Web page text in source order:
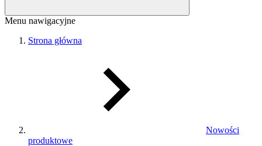
Menu nawigacyjne
Strona główna
Nowości
produktowe